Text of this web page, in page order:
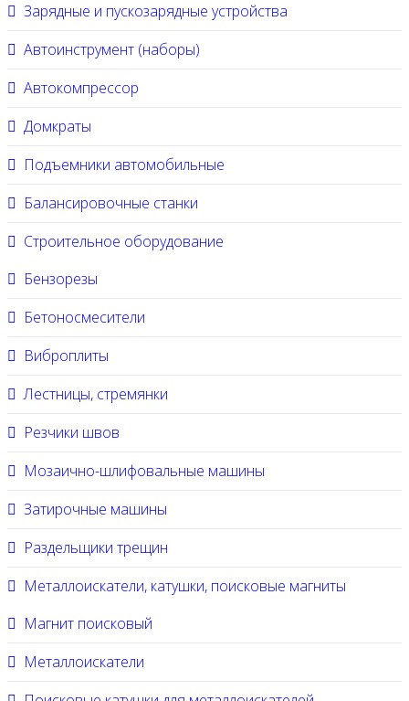
Зарядные и пускозарядные устройства
Автоинструмент (наборы)
Автокомпрессор
Домкраты
Подъемники автомобильные
Балансировочные станки
Строительное оборудование
Бензорезы
Бетоносмесители
Виброплиты
Лестницы, стремянки
Резчики швов
Мозаично-шлифовальные машины
Затирочные машины
Раздельщики трещин
Металлоискатели, катушки, поисковые магниты
Магнит поисковый
Металлоискатели